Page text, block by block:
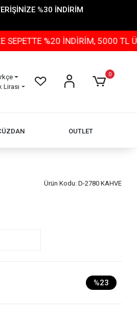
%30 İNDİRİM
İNDİRİM, 5000 TL ÜZERİ
Lirası
0
OUTLET
Ürün Kodu: D-2780 KAHVE
%23